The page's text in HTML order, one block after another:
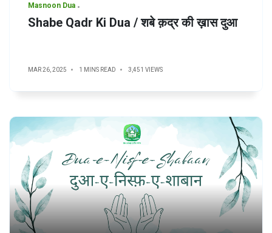
Masnoon Dua
Shabe Qadr Ki Dua / शबे क़द्र की ख़ास दुआ
MAR 26, 2025 1 MINS READ 3,451 VIEWS